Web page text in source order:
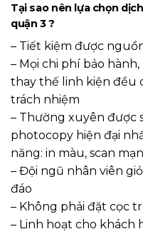
Tại sao nên lựa chọn
quận 3 ?
– Tiết kiệm được
– Mọi chi phí bảo
thay thế linh kiện đều
trách nhiệm
– Thường xuyên được
photocopy hiện đại
năng: in màu, scan
– Đội ngũ nhân viên
đáo
– Không phải đặt cọc
– Linh hoạt cho khách